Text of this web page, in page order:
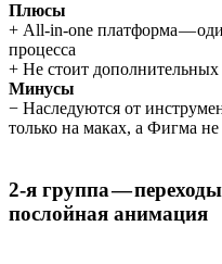
Плюсы
+ All-in-one платформа —
процесса
+ Не стоит дополнительных
Минусы
− Наследуются от
только на маках, а Фигма не
2-я группа —
послойная анимация